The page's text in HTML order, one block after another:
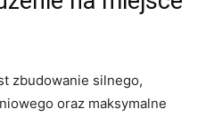
zbudowanie silnego,
oraz maksymalne